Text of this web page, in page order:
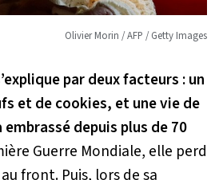
Olivier Morin / AFP / Getty Images
par deux facteurs : un
et de cookies, et une vie de
depuis plus de 70
Guerre Mondiale, elle perd